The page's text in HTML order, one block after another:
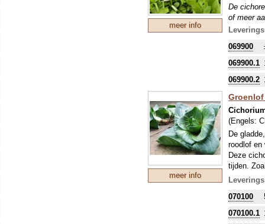
meer info
De
of meer
een plant
069900
069900.1
069900.2
meer info
Groenlof
(Engels:
De
roodlof en
Deze
tijden.
De
wortel
eraf
070100
070100.1